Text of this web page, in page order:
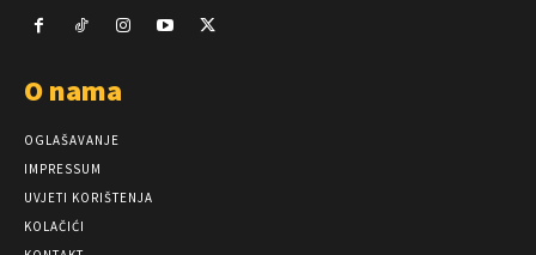
O nama
OGLAŠAVANJE
IMPRESSUM
UVJETI KORIŠTENJA
KOLAČIĆI